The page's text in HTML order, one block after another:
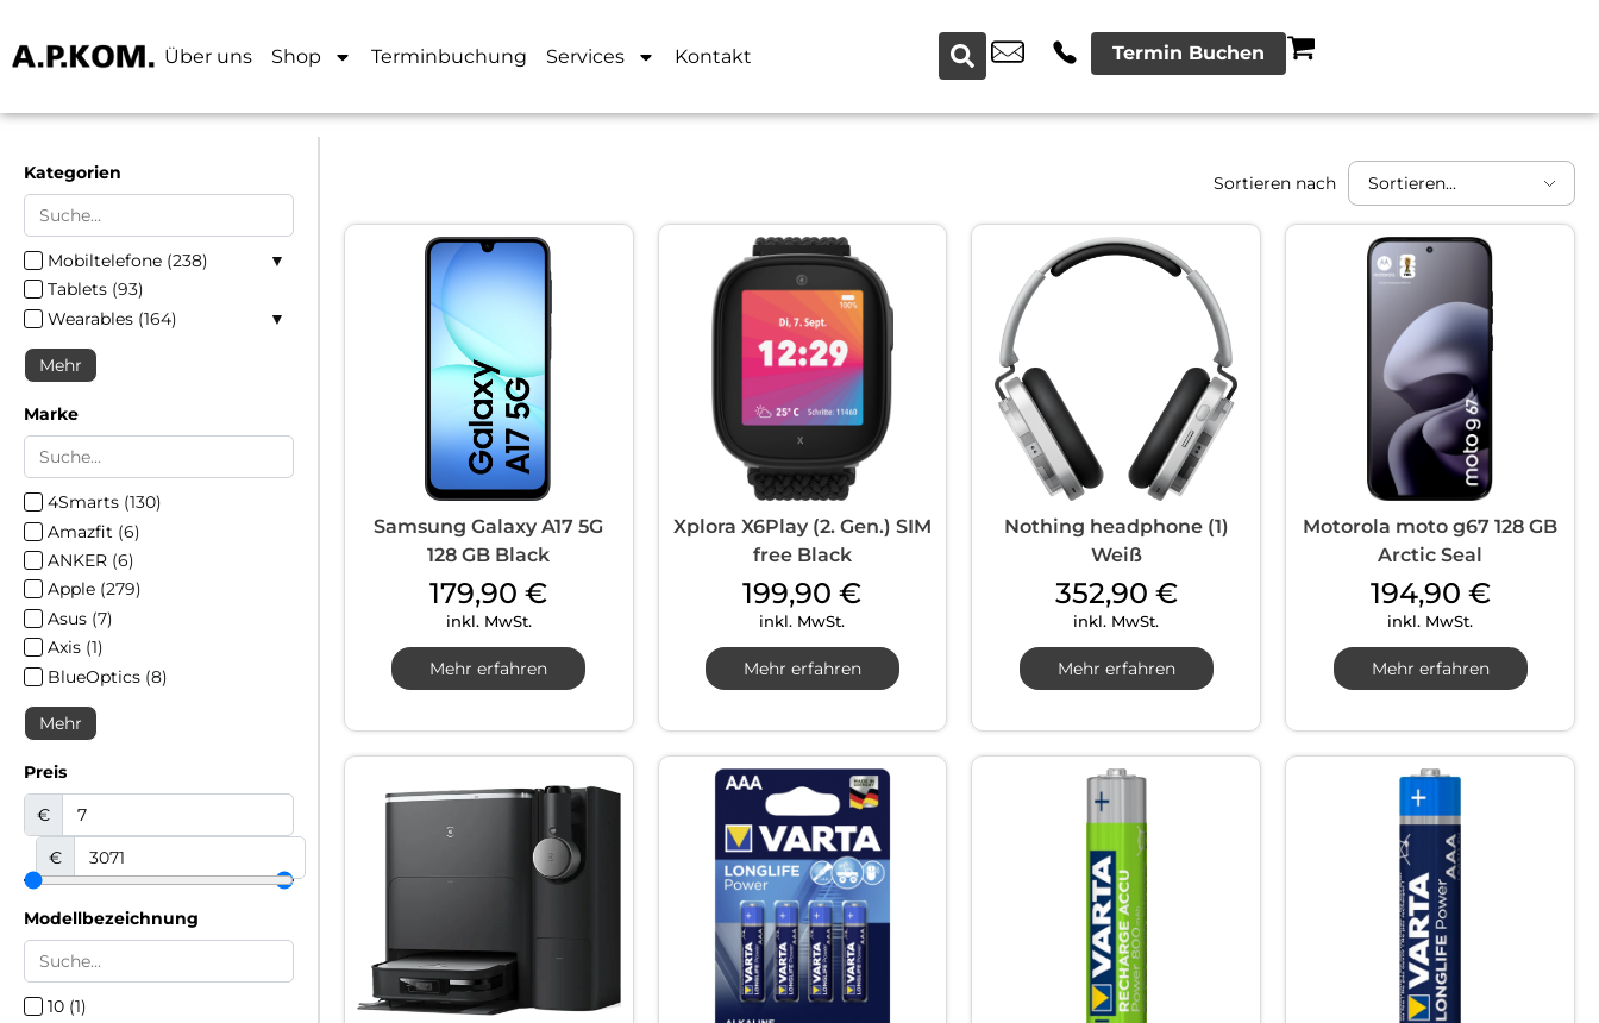
Über uns Shop Terminbuchung Services Kontakt Termin Buchen
Kategorien
Mobiltelefone (238)
Smartphones
Foldables (20)
Feature Phones
Tablets (93)
Wearables (164)
Smartwatches
Mehr
Marke
4Smarts (130)
Amazfit (6)
ANKER (6)
Apple (279)
Asus (7)
Axis (1)
BlueOptics (8)
Mehr
Preis
€
€
Modellbezeichnung
10 (1)
Sortieren nach
Samsung Galaxy A17 5G
128 GB Black
179,90€
inkl. MwSt.
Mehr erfahren
Xplora X6Play (2. Gen.) SIM
free Black
199,90€
inkl. MwSt.
Mehr erfahren
Nothing headphone (1)
Weiß
352,90 €
inkl. MwSt.
Mehr erfahren
Motorola moto g67 128 GB
Arctic Seal
194,90 €
inkl. MwSt.
Mehr erfahren